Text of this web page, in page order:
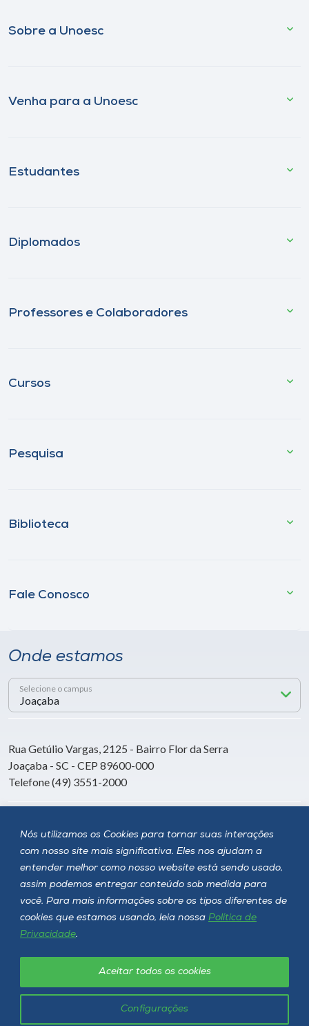
Nós utilizamos os Cookies para tornar suas interações
com nosso site mais significativa. Eles nos ajudam a
entender melhor como nosso website está sendo usado,
assim podemos entregar conteúdo sob medida para
você. Para mais informações sobre os tipos diferentes de
cookies que estamos usando, leia nossa Política de
Privacidade.
Configurações
Aceitar todos os cookies
Sobre a Unoesc
Venha para a Unoesc
Estudantes
Diplomados
Professores e Colaboradores
Cursos
Pesquisa
Biblioteca
Fale Conosco
Onde estamos
Selecione o campus
Rua Getúlio Vargas, 2125 - Bairro Flor da Serra
Joaçaba - SC - CEP 89600-000
Telefone (49) 3551-2000
Siga a Unoesc
Unoesc © 2026 - Todos os direitos reservados
Política de privacidade LGPD